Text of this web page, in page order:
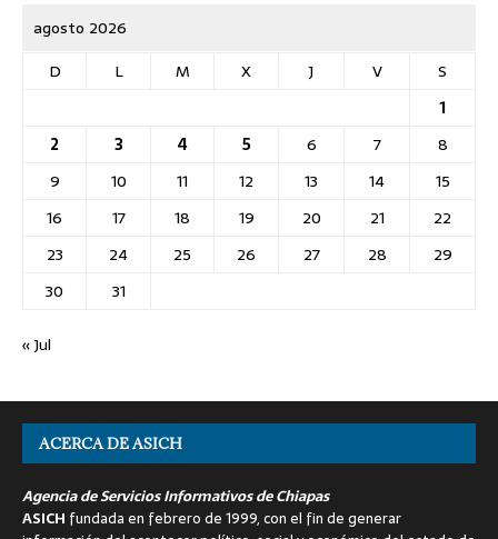
agosto 2026
D
L M X J V
S
1
2
3 4 5 6 7
8
9
10 11 12 13 14
15
16
17 18 19 20 21
22
23
24 25 26 27 28
29
30
31
« Jul
ACERCA DE ASICH
Agencia de Servicios Informativos de Chiapas
ASICH fundada en febrero de 1999, con el fin de generar